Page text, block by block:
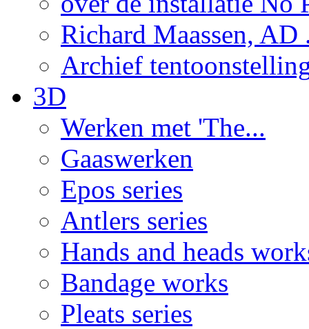
Richard Maassen, AD
Archief
3D
Werken met 'The...
Gaaswerken
Epos series
Antlers series
Hands and heads
Bandage works
Pleats series